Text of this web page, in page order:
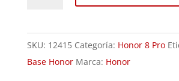
Pro
cantidad
SKU: 12415 Categoría: Honor 8 Pro
Base Honor Marca: Honor